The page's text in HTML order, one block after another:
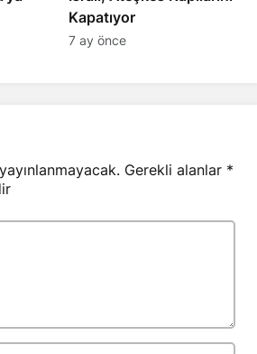
Kapatıyor
7 ay önce
Gerekli alanlar *